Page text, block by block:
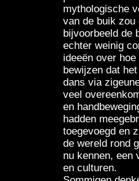
mythologische
van de buik zou
bijvoorbeeld de
echter weinig
ideeën over
bewijzen dat
dans via
veel
en
hadden
toegevoegd en
de wereld rond
nu kennen, een
en culturen.